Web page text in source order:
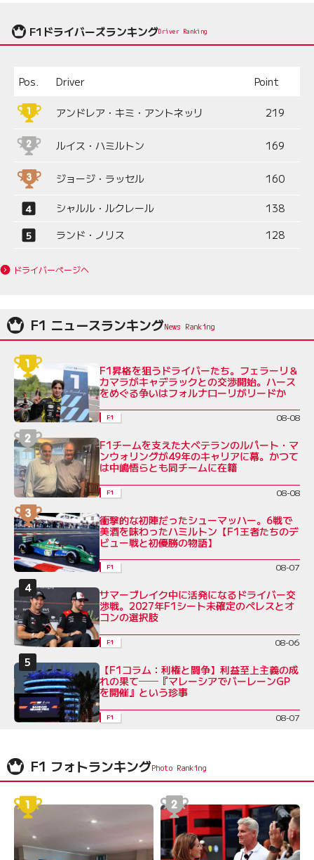
F1ドライバーズランキングDriver Ranking
Pos. Driver Point
アンドレア・キミ・アントネッリ 219
ルイス・ハミルトン 169
ジョージ・ラッセル 160
シャルル・ルクレール
138
ランド・ノリス
128
ドライバーページへ
F1 ニュースランキング
F1昇格を狙うドライバーたち。フェラーリ＆
カマラがキャデラックとの交渉開始。ハース
をめぐる争いはフォルナローリがリードか
F1 08-08
F1チームを支えた大ベテランのルパート・マ
ンウォリングが49年のキャリアに幕。かつて
は中嶋悟らとも同チームに在籍
F1 08-08
衝撃的な初陣だったシューマッハー。6戦で
美酒を味わったハミルトン【F1王者たちのデ
ビュー戦と初優勝の物語】
F1 08-07
サマーブレイク中に活発になるドライバー交
渉戦。2027年F1シート未確定のペレスとオ
コンの選択肢
F1 08-06
【F1コラム：利権と闘争】利益至上主義の成
れの果て──『マレーシアでバーレーンGP
を開催』という珍事
F1 08-07
F1 フォトランキング